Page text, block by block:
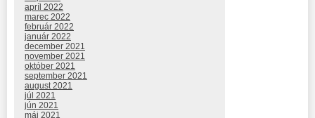
apríl 2022
marec 2022
február 2022
január 2022
december 2021
november 2021
október 2021
september 2021
august 2021
júl 2021
jún 2021
máj 2021